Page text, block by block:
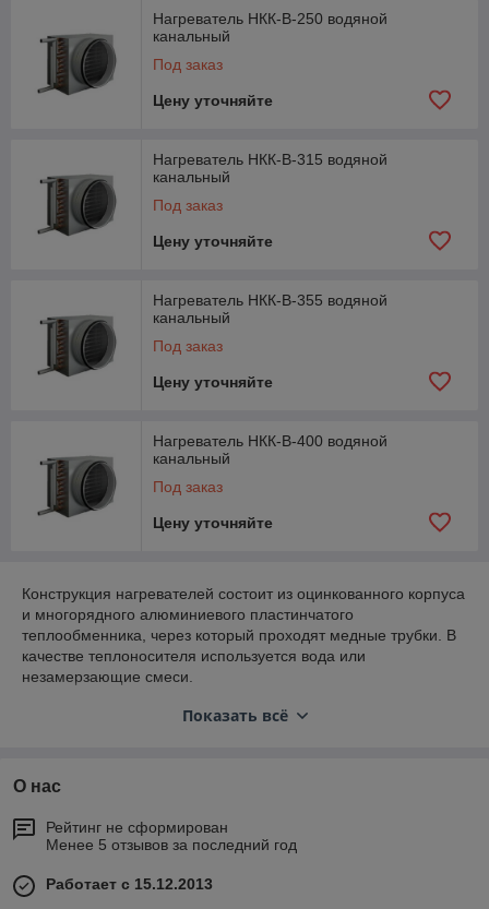
Нагреватель НКК-В-250 водяной
канальный
Под заказ
Цену уточняйте
Нагреватель НКК-В-315 водяной
канальный
Под заказ
Цену уточняйте
Нагреватель НКК-В-355 водяной
канальный
Под заказ
Цену уточняйте
Нагреватель НКК-В-400 водяной
канальный
Под заказ
Цену уточняйте
Конструкция нагревателей состоит из оцинкованного корпуса
и многорядного алюминиевого пластинчатого
теплообменника, через который проходят медные трубки. В
качестве теплоносителя используется вода или
незамерзающие смеси.
Обрабатываемый воздух должен быть без примесей, так как
они могут вызывать коррозию металлов.
производителя в разделе «Спецификация» в описании товара.
Показать всё
О нас
Рейтинг не сформирован
Менее 5 отзывов за последний год
Работает с 15.12.2013